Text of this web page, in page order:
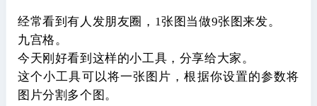
经常看到有人发朋友圈，1张图当做9张图来发。
九宫格。
今天刚好看到这样的小工具，分享给大家。
这个小工具可以将一张图片，根据你设置的参数将
图片分割多个图。